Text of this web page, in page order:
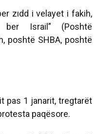
zıdd i velayet i fakih,
Israil” (Poshtë
poshtë SHBA, poshtë
pas 1 janarit, tregtarët
paqësore.